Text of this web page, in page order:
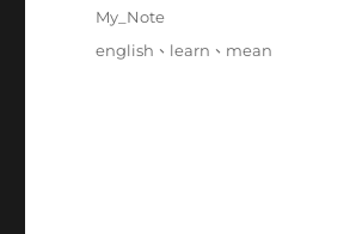
日
期:
分
My_Note
標
english 、 learn 、 mean